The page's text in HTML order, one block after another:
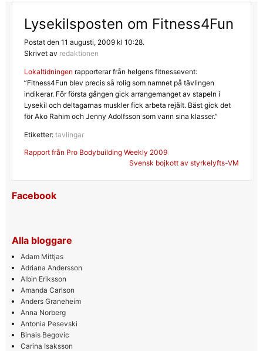
Lysekilsposten om Fitness4Fun
Postat den 11 augusti, 2009 kl 10:28.
Skrivet av redaktionen
Lokaltidningen rapporterar från helgens fitnessevent:
”Fitness4Fun blev precis så rolig som namnet på tävlingen
indikerar. För första gången gick arrangemanget av stapeln i
Lysekil och deltagarnas muskler fick arbeta rejält. Bäst gick det
för Ako Rahim och Jenny Adolfsson som vann sina klasser.”
Etiketter: tavlingar
Inläggsnavigering
Rapport från Pro Bodybuilding Weekly 2009
Svensk bojkott av styrkelyfts-VM
Facebook
Alla bloggare
Adam Mittjas
Adriana Andersson
Albin Eriksson
Amanda Carlson
Anders Graneheim
Anna Norberg
Antonia Pesevski
Binais Begovic
Carina Isaksson